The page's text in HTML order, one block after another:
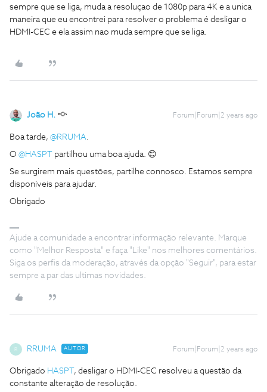
sempre que se liga, muda a resoluçao de 1080p para 4K e a unica
maneira que eu encontrei para resolver o problema é desligar o
HDMI-CEC e ela assim nao muda sempre que se liga.
João H. Forum|Forum|2 years ago
Boa tarde, @RRUMA.
O @HASPT partilhou uma boa ajuda. 😊
Se surgirem mais questões, partilhe connosco. Estamos sempre
disponíveis para ajudar.
Obrigado
Ajude a comunidade a encontrar informação relevante. Marque
como "Melhor Resposta" e faça "Like" nos melhores comentários.
Siga os perfis da moderação, através da opção "Seguir", para estar
sempre a par das ultimas novidades.
R RRUMA AUTOR Forum|Forum|2 years ago
Obrigado HASPT , desligar o HDMI-CEC resolveu a questão da
constante alteração de resolução.